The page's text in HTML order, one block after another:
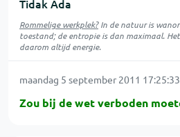
Tidak Ada
Rommelige werkplek?In de natuur is
toestand; de entropie is dan maximaal.
daarom altijd energie.
maandag 5 september 2011 17:25:33
Zou bij de wet verboden